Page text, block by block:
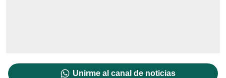
Unirme al canal de noticias